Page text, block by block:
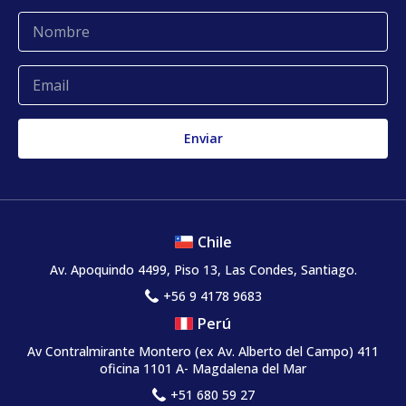
Glosario
Quejas y reclamos
Chile
Av. Apoquindo 4499, Piso 13, Las Condes, Santiago.
+56 9 4178 9683
Perú
Av Contralmirante Montero (ex Av. Alberto del Campo) 411
oficina 1101 A- Magdalena del Mar
+51 680 59 27